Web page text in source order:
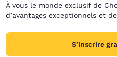
À vous le monde exclusif de
d’avantages exceptionnels et
S’inscrire